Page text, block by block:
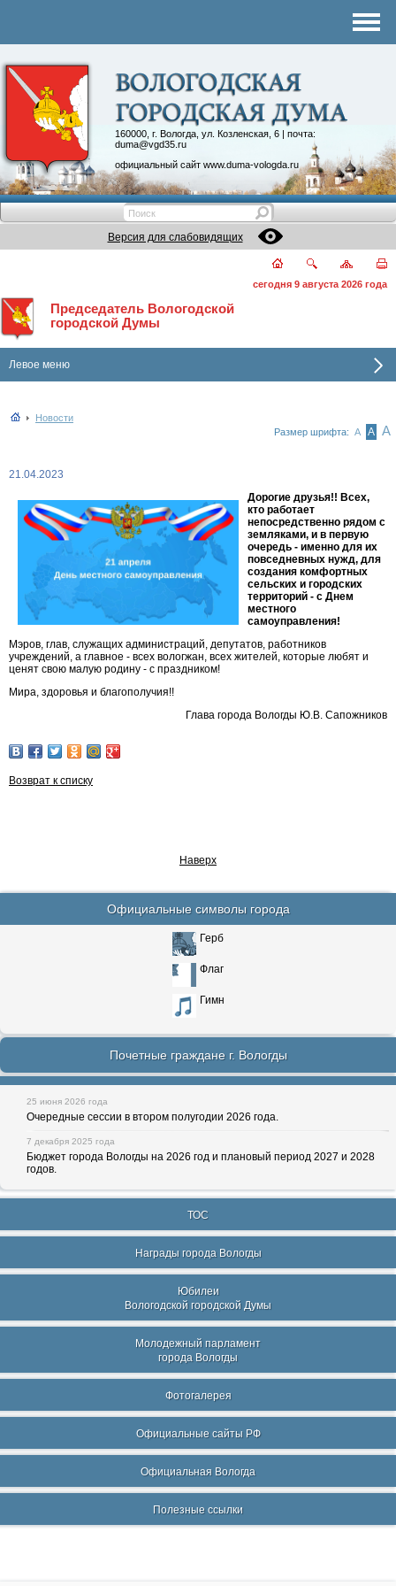
160000, г. Вологда, ул. Козленская, 6 | почта:
duma@vgd35.ru
официальный сайт www.duma-vologda.ru
Контакты
Депутатские объединения
Версия для слабовидящих
сегодня 9 августа 2026 года
Председатель Вологодской
городской Думы
Левое меню
Новости
Размер шрифта: А А А
21.04.2023
Дорогие друзья!! Всех,
кто работает
непосредственно рядом с
земляками, и в первую
очередь - именно для их
повседневных нужд, для
создания комфортных
сельских и городских
территорий - с Днем
местного
самоуправления!
Мэров, глав, служащих администраций, депутатов, работников
учреждений, а главное - всех вологжан, всех жителей, которые любят и
ценят свою малую родину - с праздником!
Мира, здоровья и благополучия!!
Глава города Вологды Ю.В. Сапожников
Возврат к списку
Наверх
Официальные символы города
Герб
Флаг
Гимн
Почетные граждане г. Вологды
25 июня 2026 года
Очередные сессии в втором полугодии 2026 года.
7 декабря 2025 года
Бюджет города Вологды на 2026 год и плановый период 2027 и 2028
годов.
ТОС
Награды города Вологды
Юбилеи
Вологодской городской Думы
Молодежный парламент
города Вологды
Фотогалерея
Официальные сайты РФ
Официальная Вологда
Полезные ссылки